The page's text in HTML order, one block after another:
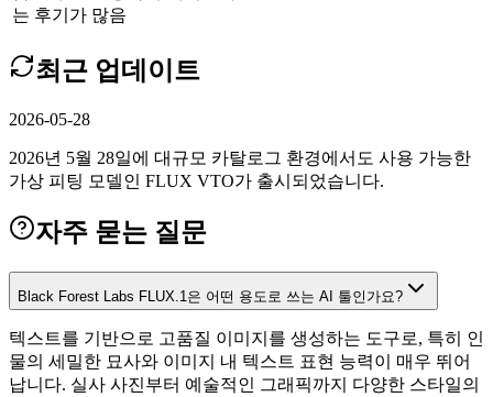
는 후기가 많음
최근 업데이트
2026-05-28
2026년 5월 28일에 대규모 카탈로그 환경에서도 사용 가능한
가상 피팅 모델인 FLUX VTO가 출시되었습니다.
자주 묻는 질문
Black Forest Labs FLUX.1은 어떤 용도로 쓰는 AI 툴인가요?
텍스트를 기반으로 고품질 이미지를 생성하는 도구로, 특히 인
물의 세밀한 묘사와 이미지 내 텍스트 표현 능력이 매우 뛰어
납니다. 실사 사진부터 예술적인 그래픽까지 다양한 스타일의